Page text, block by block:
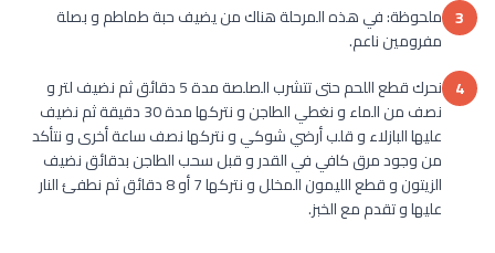
3 ملحوظة: في هذه المرحلة هناك من يضيف حبة طماطم و بصلة
مفرومين ناعم.
4
نحرك قطع اللحم حتى تتشرب الصلصة مدة 5 دقائق ثم نضيف لتر و
نصف من الماء و نغطي الطاجن و نتركها مدة 30 دقيقة ثم نضيف
عليها البازلاء و قلب أرضي شوكي و نتركها نصف ساعة أخرى و نتأكد
من وجود مرق كافي في القدر و قبل سحب الطاجن بدقائق نضيف
الزيتون و قطع الليمون المخلل و نتركها 7 أو 8 دقائق ثم نطفئ النار
عليها و تقدم مع الخبز.